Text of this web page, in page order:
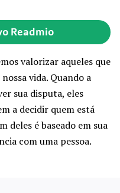
Readmio
valorizar aqueles que
vida. Quando a
sua disputa, eles
a decidir quem está
deles é baseado em sua
com uma pessoa.